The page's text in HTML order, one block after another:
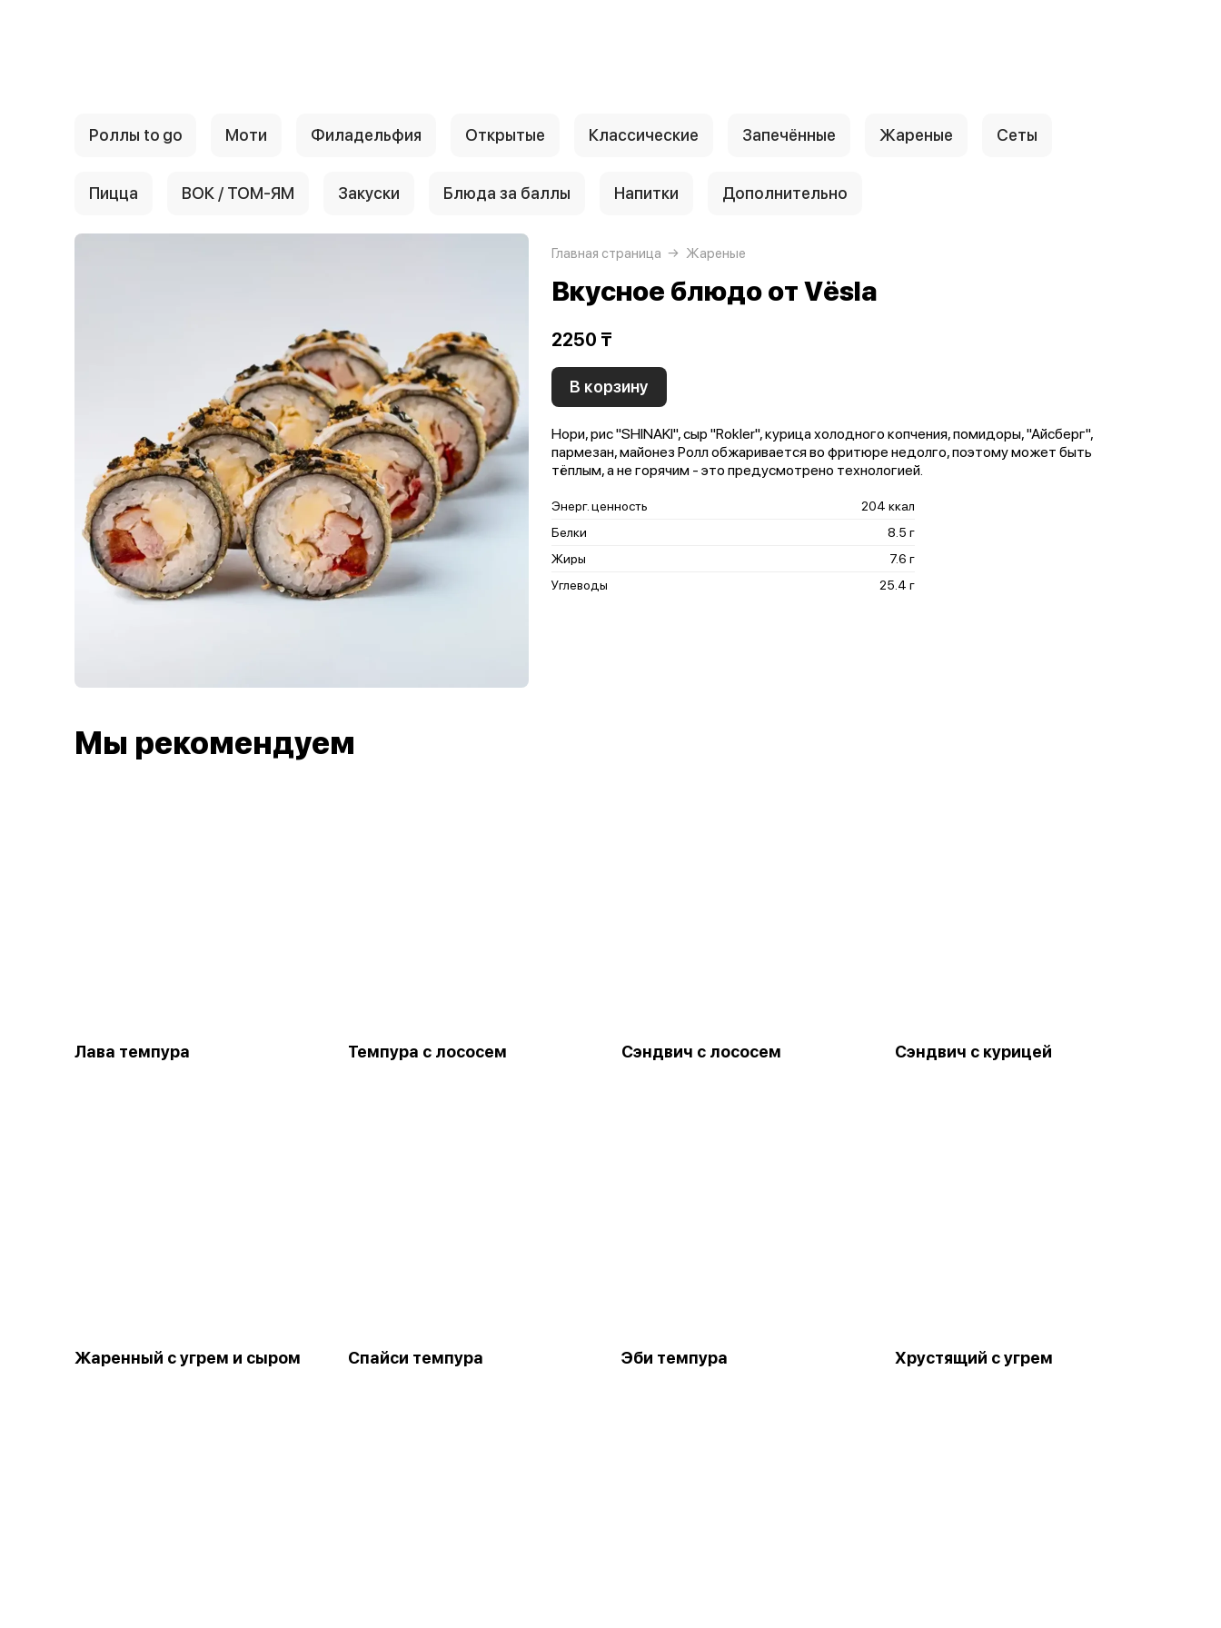
Роллы to go Моти Филадельфия Открытые Классические Запечённые Жареные Сеты
Пицца ВОК / ТОМ-ЯМ Закуски Блюда за баллы Напитки Дополнительно
Главная страница Жареные
Вкусное блюдо от Vёsla
2250 ₸
В корзину
Нори, рис "SHINAKI", сыр "Rokler", курица холодного копчения, помидоры, "Айсберг",
пармезан, майонез Ролл обжаривается во фритюре недолго, поэтому может быть
тёплым, а не горячим - это предусмотрено технологией.
Энерг. ценность
204 ккал
Белки
8.5 г
Жиры
7.6 г
Углеводы
25.4 г
Мы рекомендуем
Лава темпура Темпура с лососем Сэндвич с лососем Сэндвич с курицей
Жаренный с угрем и сыром Спайси темпура Эби темпура Хрустящий с угрем